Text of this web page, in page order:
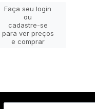
Faça seu login
ou
cadastre-se
para ver preços
e comprar